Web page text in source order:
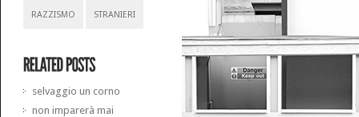
RAZZISMO STRANIERI
selvaggio un corno
non imparerà mai